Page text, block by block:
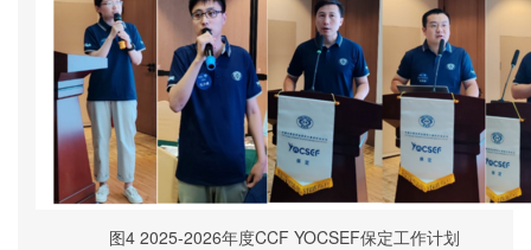
图4 2025-2026年度CCF YOCSEF保定工作计划